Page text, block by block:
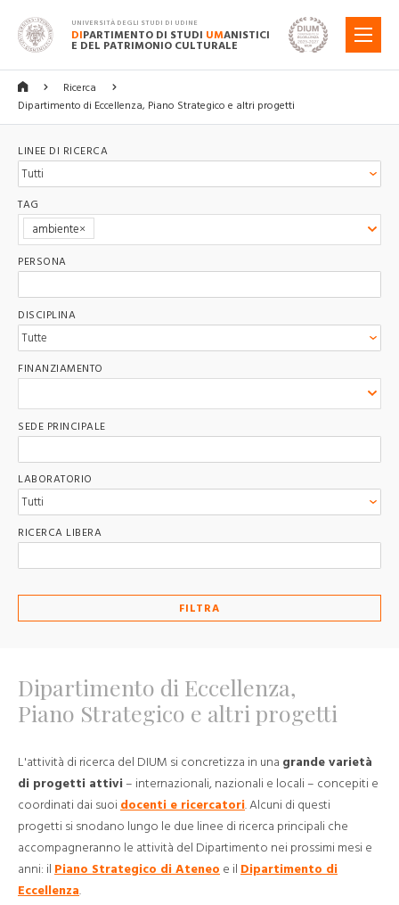
UNIVERSITÀ DEGLI STUDI DI UDINE
DIPARTIMENTO DI STUDI UMANISTICI
E DEL PATRIMONIO CULTURALE
MENU
Ricerca
Dipartimento di Eccellenza, Piano Strategico e altri progetti
LINEE DI RICERCA
TAG
ambiente
PERSONA
DISCIPLINA
FINANZIAMENTO
SEDE PRINCIPALE
LABORATORIO
RICERCA LIBERA
FILTRA
Dipartimento di Eccellenza,
Piano Strategico e altri progetti
L'attività di ricerca del DIUM si concretizza in una grande varietà
di progetti attivi – internazionali, nazionali e locali – concepiti e
coordinati dai suoi docenti e ricercatori. Alcuni di questi
progetti si snodano lungo le due linee di ricerca principali che
accompagneranno le attività del Dipartimento nei prossimi mesi e
anni: il Piano Strategico di Ateneo e il Dipartimento di
Eccellenza.